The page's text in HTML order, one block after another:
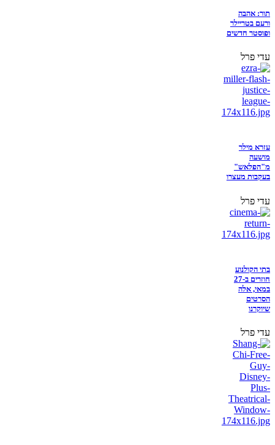
תור: אהבה
ורעם בטריילר
ופוסטר חדשים
עדי פרל
עזרא מילר
מושעה
מ"הפלאש"
בעקבות מעצרו
עדי פרל
בתי הקולנוע
חוזרים ב-27
במאי, אלה
הסרטים
שיוקרנו
עדי פרל